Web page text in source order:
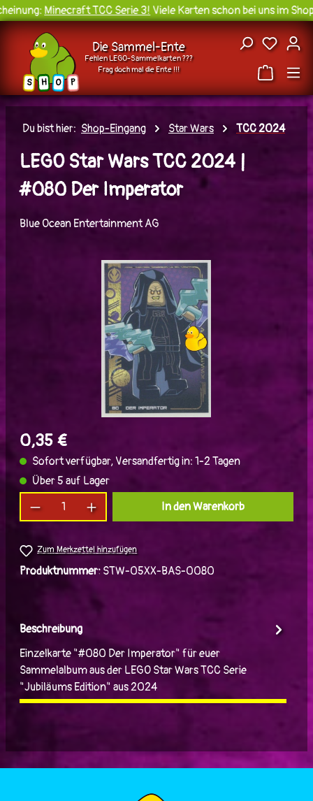
Zum Hauptinhalt springen
Minecraft TCC Serie 3!Viele Karten schon bei uns im
S H O P
Die Sammel-Ente
Fehlen LEGO-Sammelkarten ???
Frag doch mal die Ente !!!
Du
Du bist hier: Shop-Eingang Star Wars TCC 2024
LEGO Star Wars TCC 2024 |
#080 Der Imperator
Blue Ocean Entertainment AG
Bildergalerie überspringen
0,35 €
Sofort verfügbar, Versandfertig in: 1-2 Tagen
Über 5 auf Lager
Produkt Anzahl: Gib den gewünschten Wert
In den Warenkorb
Zum Merkzettel hinzufügen
Produktnummer: STW-05XX-BAS-0080
Beschreibung
Einzelkarte "#080 Der Imperator" für euer
Sammelalbum aus der LEGO Star Wars TCC Serie
"Jubiläums Edition" aus 2024